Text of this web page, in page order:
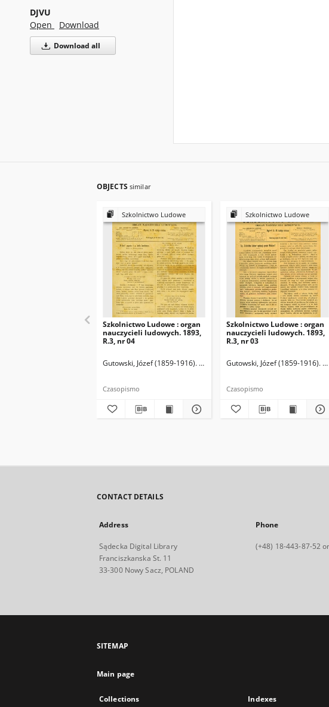
DJVU
Open
Download
Download all
OBJECTS similar
Szkolnictwo Ludowe
Szkolnictwo Ludowe : organ
nauczycieli ludowych. 1893,
R.3, nr 04
Gutowski, Józef (1859-1916). Redaktor
Czasopismo
Szkolnictwo Ludowe
Szkolnictwo Ludowe : organ
nauczycieli ludowych. 1893,
R.3, nr 03
Gutowski, Józef (1859-1916).
Czasopismo
CONTACT DETAILS
Address
Sądecka Digital Library
Franciszkanska St. 11
33-300 Nowy Sacz, POLAND
Phone
(+48) 18-443-87-52
SITEMAP
Main page
Collections Indexes